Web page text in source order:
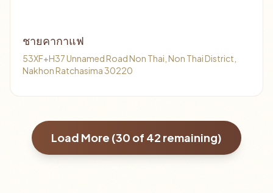
ชายคากาแฟ
53XF+H37 Unnamed Road Non Thai, Non Thai District,
Nakhon Ratchasima 30220
Load More (30 of 42 remaining)